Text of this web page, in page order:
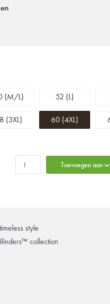
(M/L) 52 (L)
(3XL) 60 (4XL)
Toevoegen aan
style
collection